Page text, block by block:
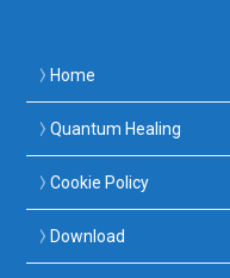
Home
Quantum Healing
Cookie Policy
Download